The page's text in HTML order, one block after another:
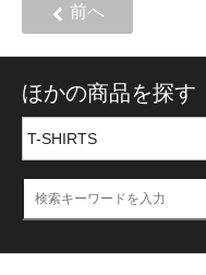
前へ
ほかの商品を探す